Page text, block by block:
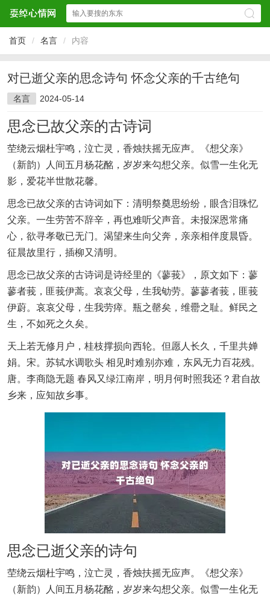
首页 / 名言 / 内容
对已逝父亲的思念诗句 怀念父亲的千古绝句
名言 2024-05-14
思念已故父亲的古诗词
茔绕云烟杜宇鸣，泣亡灵，香烛扶摇无应声。《想父亲》
（新韵）人间五月杨花酩，岁岁来勾想父亲。似雪一生化无
影，爱花半世散花馨。
思念已故父亲的古诗词如下：清明祭奠思纷纷，眼含泪珠忆
父亲。一生劳苦不辞辛，再也难听父声音。未报深恩常痛
心，欲寻孝敬已无门。渴望来生向父奔，亲亲相伴度晨昏。
征晨故里行，插柳又清明。
思念已故父亲的古诗词是诗经里的《蓼莪》，原文如下：蓼
蓼者莪，匪莪伊蒿。哀哀父母，生我劬劳。蓼蓼者莪，匪莪
伊蔚。哀哀父母，生我劳瘁。瓶之罄矣，维罍之耻。鲜民之
生，不如死之久矣。
天上若无修月户，桂枝撑损向西轮。但愿人长久，千里共婵
娟。宋。苏轼水调歌头 相见时难别亦难，东风无力百花残。
唐。李商隐无题 春风又绿江南岸，明月何时照我还？君自故
乡来，应知故乡事。
思念已逝父亲的诗句
茔绕云烟杜宇鸣，泣亡灵，香烛扶摇无应声。《想父亲》
（新韵）人间五月杨花酩，岁岁来勾想父亲。似雪一生化无